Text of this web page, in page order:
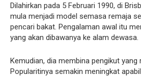
Dilahirkan pada 5 Februari 1990, di
mula menjadi model semasa remaja
pencari bakat. Pengalaman awal itu
yang akan dibawanya ke alam dewasa.
Kemudian, dia membina pengikut yang
Popularitinya semakin meningkat